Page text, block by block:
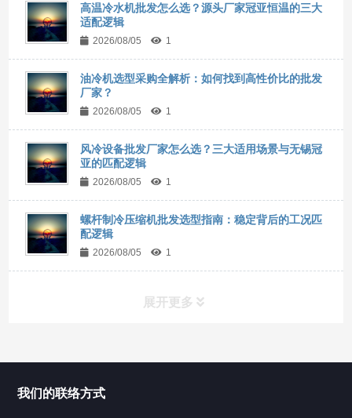
高温冷水机批发怎么选？源头厂家冠亚恒温的三大
适配逻辑
2026/08/05 1
油冷机选型采购全解析：如何找到高性价比的批发
厂家？
2026/08/05 1
风冷设备批发厂家怎么选？三大适用场景与无锡冠
亚的匹配逻辑
2026/08/05 1
螺杆制冷压缩机批发选型指南：稳定背后的工况匹
配逻辑
2026/08/05 1
展开更多
我们的联络方式